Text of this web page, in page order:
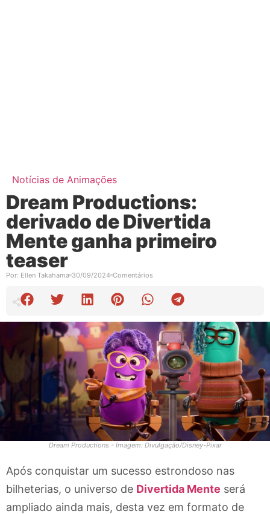
Notícias de Animações
Dream Productions:
derivado de Divertida
Mente ganha primeiro
teaser
Por: Ellen Takahama 30/09/2024 Comentários
Dream Productions - Imagem: Divulgação/Disney-Pixar
Após conquistar um sucesso estrondoso nas
bilheterias, o universo de Divertida Mente será
ampliado ainda mais, desta vez em formato de